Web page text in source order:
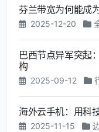
芬兰带宽为何能成
2025-12-20
巴西节点异军突起
构
2025-09-12
海外云手机：用科
2025-11-15